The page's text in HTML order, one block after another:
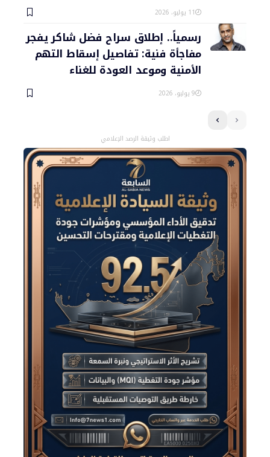
11 يوليو، 2026
رسمياً.. إطلاق سراح فضل شاكر يفجر
مفاجأة فنية: تفاصيل إسقاط التهم
الأمنية وموعد العودة للغناء
9 يوليو، 2026
اطلب وثيقة الرصد الإعلامي